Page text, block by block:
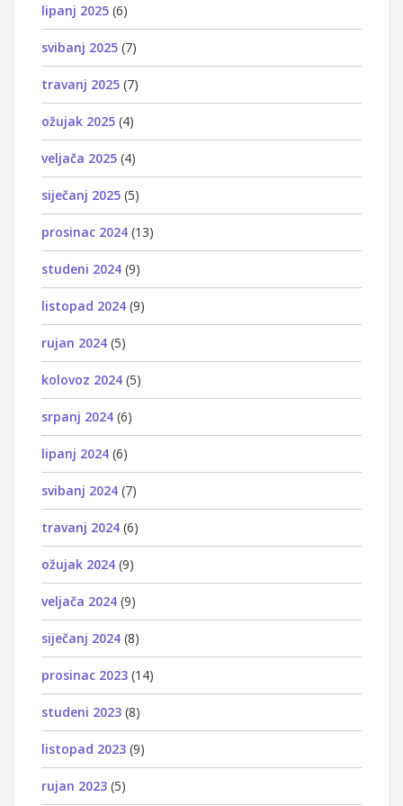
lipanj 2025 (6)
svibanj 2025 (7)
travanj 2025 (7)
ožujak 2025 (4)
veljača 2025 (4)
siječanj 2025 (5)
prosinac 2024 (13)
studeni 2024 (9)
listopad 2024 (9)
rujan 2024 (5)
kolovoz 2024 (5)
srpanj 2024 (6)
lipanj 2024 (6)
svibanj 2024 (7)
travanj 2024 (6)
ožujak 2024 (9)
veljača 2024 (9)
siječanj 2024 (8)
prosinac 2023 (14)
studeni 2023 (8)
listopad 2023 (9)
rujan 2023 (5)